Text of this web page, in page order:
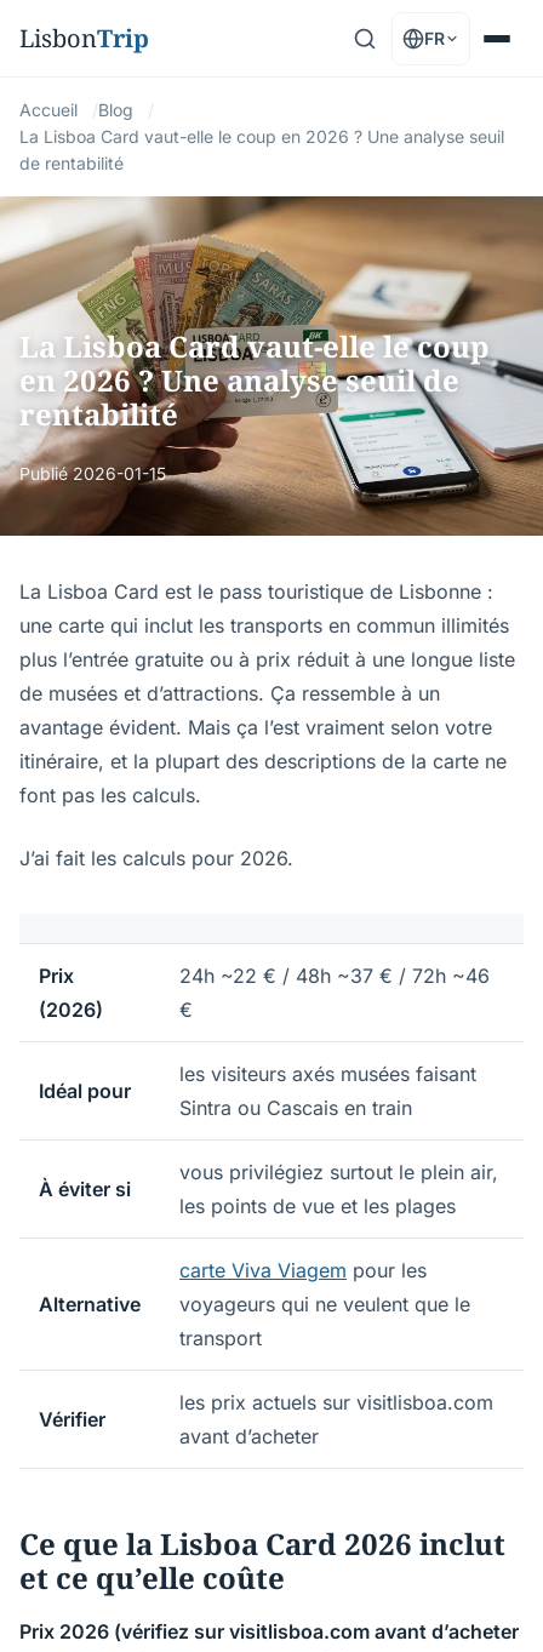
LisbonTrip FR
Accueil
Blog
La Lisboa Card vaut-elle le coup en 2026 ? Une analyse seuil
de rentabilité
La Lisboa Card vaut-elle le coup
en 2026 ? Une analyse seuil de
rentabilité
Publié2026-01-15
La Lisboa Card est le pass touristique de Lisbonne :
une carte qui inclut les transports en commun illimités
plus l’entrée gratuite ou à prix réduit à une longue liste
de musées et d’attractions. Ça ressemble à un
avantage évident. Mais ça l’est vraiment selon votre
itinéraire, et la plupart des descriptions de la carte ne
font pas les calculs.
J’ai fait les calculs pour 2026.
Prix
(2026)
24h ~22 € / 48h ~37 € / 72h ~46
€
Idéal pour
les visiteurs axés musées faisant
Sintra ou Cascais en train
À éviter si
vous privilégiez surtout le plein air,
les points de vue et les plages
Alternative
carte Viva Viagem pour les
voyageurs qui ne veulent que le
transport
Vérifier
les prix actuels sur visitlisboa.com
avant d’acheter
Ce que la Lisboa Card 2026 inclut
et ce qu’elle coûte
Prix 2026 (vérifiez sur visitlisboa.com avant d’acheter